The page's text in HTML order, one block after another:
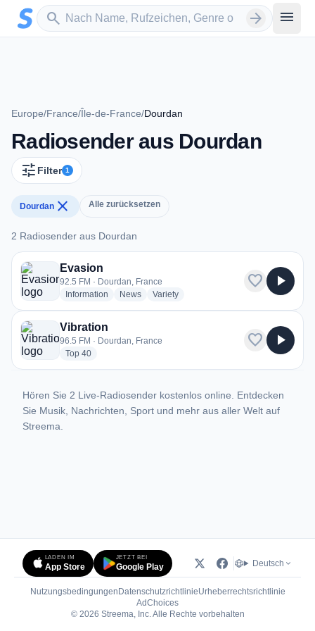
Zum Hauptinhalt springen
search
Sender suchen arrow_forward menu
Europe/France/Île-de-France/Dourdan
Radiosender aus Dourdan
tune Filter 1
Dourdan close Alle zurücksetzen
2 Radiosender aus Dourdan
2 Radiosender aus Dourdan
Evasion
92.5 FM · Dourdan, France
Information radio stations
Newsradio stations
Varietyradio stations
favorite play_arrow
Vibration
96.5 FM · Dourdan, France
Top 40radio stations
favorite play_arrow
Hören Sie 2 Live-Radiosender kostenlos online. Entdecken
Sie Musik, Nachrichten, Sport und mehr aus aller Welt auf
Streema.
LADEN IM
App Store
JETZT BEI
Google Play Deutsch
Nutzungsbedingungen DatenschutzrichtlinieUrheberrechtsrichtlinie
AdChoices(öffnet in neuem Tab)
© 2026 Streema, Inc. Alle Rechte vorbehalten